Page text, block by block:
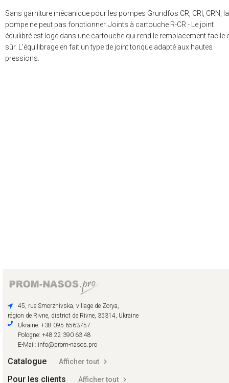
Sans garniture mécanique pour les pompes Grundfos CR, CRI, CRN, la
pompe ne peut pas fonctionner. Joints à cartouche R-CR - Le joint
équilibré est logé dans une cartouche qui rend le remplacement facile
sûr. L'équilibrage en fait un type de joint torique adapté aux hautes
pressions.
45, rue Smorzhivska, village de Zorya,
région de Rivne, district de Rivne, 35314, Ukraine
Ukraine: +38 095 6563757
Pologne: +48 22 390 63 48
E-Mail: info@prom-nasos.pro
Catalogue Afficher tout
Pour les clients Afficher tout